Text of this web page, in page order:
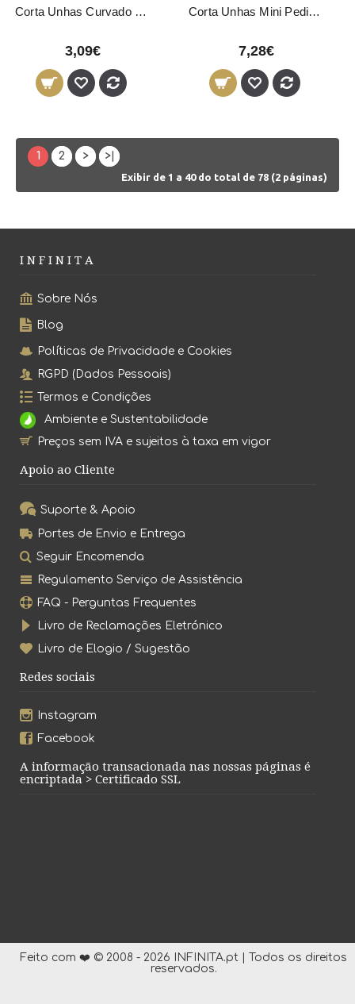
Corta Unhas Curvado 1054 Titania
3,09€
Corta Unhas Mini Pedicure 03246 Pollié
7,28€
1 2 > >|
Exibir de 1 a 40 do total de 78 (2 páginas)
I N F I N I T A
Sobre Nós
Blog
Políticas de Privacidade e Cookies
RGPD (Dados Pessoais)
Termos e Condições
Ambiente e Sustentabilidade
Preços sem IVA e sujeitos à taxa em vigor
Apoio ao Cliente
Suporte & Apoio
Portes de Envio e Entrega
Seguir Encomenda
Regulamento Serviço de Assistência
FAQ - Perguntas Frequentes
Livro de Reclamações Eletrónico
Livro de Elogio / Sugestão
Redes sociais
Instagram
Facebook
A informação transacionada nas nossas páginas é
encriptada > Certificado SSL
Feito com ❤️ © 2008 - 2026 INFINITA.pt | Todos os direitos
reservados.